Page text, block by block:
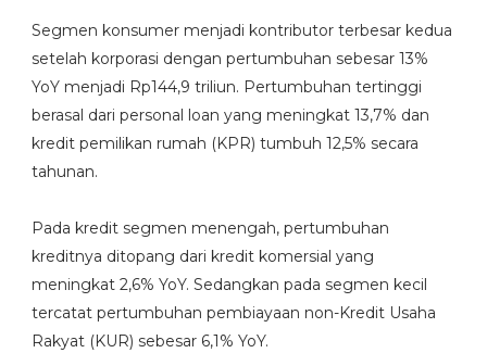
Segmen konsumer menjadi kontributor terbesar kedua
setelah korporasi dengan pertumbuhan sebesar 13%
YoY menjadi Rp144,9 triliun. Pertumbuhan tertinggi
berasal dari personal loan yang meningkat 13,7% dan
kredit pemilikan rumah (KPR) tumbuh 12,5% secara
tahunan.
Pada kredit segmen menengah, pertumbuhan
kreditnya ditopang dari kredit komersial yang
meningkat 2,6% YoY. Sedangkan pada segmen kecil
tercatat pertumbuhan pembiayaan non-Kredit Usaha
Rakyat (KUR) sebesar 6,1% YoY.